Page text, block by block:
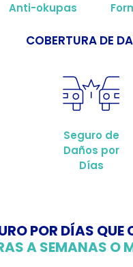
Anti-okupas
COBERTURA DE
Seguro de
Daños por
Días
POR DÍAS QUE
A SEMANAS O